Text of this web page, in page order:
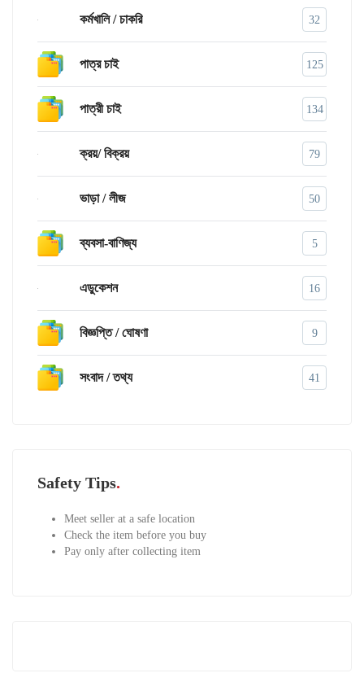
কর্মখালি / চাকরি 32
পাত্র চাই 125
পাত্রী চাই 134
ক্রয়/ বিক্রয় 79
ভাড়া / লীজ 50
ব্যবসা-বাণিজ্য 5
এডুকেশন 16
বিজ্ঞপ্তি / ঘোষণা 9
সংবাদ / তথ্য 41
Safety Tips
Meet seller at a safe location
Check the item before you buy
Pay only after collecting item